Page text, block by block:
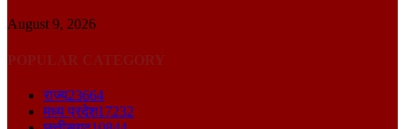
August 9, 2026
राज्य23664
मध्य प्रदेश17232